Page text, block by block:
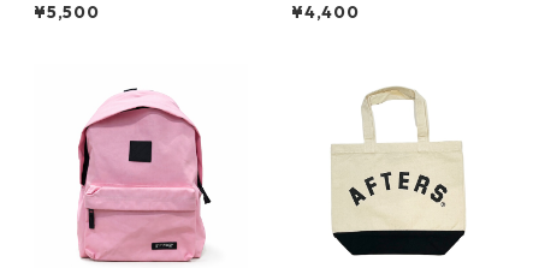
¥5,500 ¥4,400